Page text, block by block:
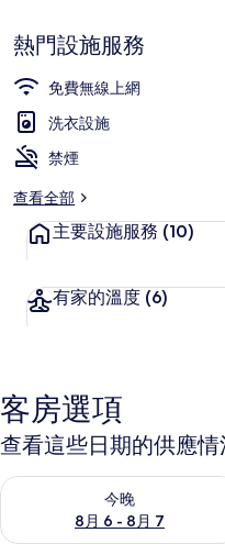
熱門設施服務
免費無線上網
洗衣設施
禁煙
查看全部
主要設施服務 (10)
有家的溫度 (6)
客房選項
查看這些日期的供應情
今晚
8月 6 - 8月 7
查看今晚 (8月 6 - 8月 7) 的供